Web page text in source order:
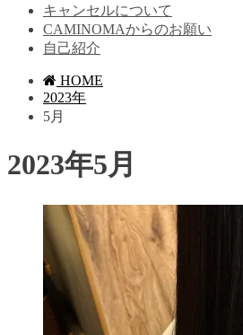
キャンセルについて
CAMINOMAからのお願い
自己紹介
HOME
2023年
5月
2023年5月